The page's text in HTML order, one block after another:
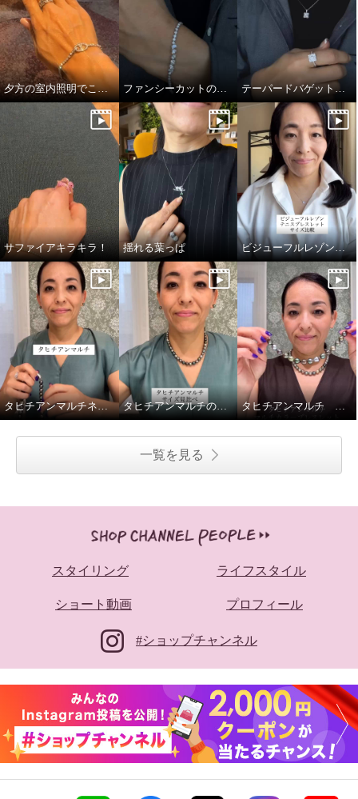
夕方の室内照明でこの煌めき…！ ファンシーカットの独特かつ透明感あふれる輝き テーパードバゲットのキラキラっぷり！
サファイアキラキラ！ 揺れる葉っぱ ビジューフルレゾンテニスブレスレット比較
タヒチアンマルチネックレス留め金ご紹介 タヒチアンマルチのネックレス2種、重ねてみました タヒチアンマルチ マルチカラーブレスレットの着脱動画です
一覧を見る
スタイリング ライフスタイル
ショート動画 プロフィール
#ショップチャンネル